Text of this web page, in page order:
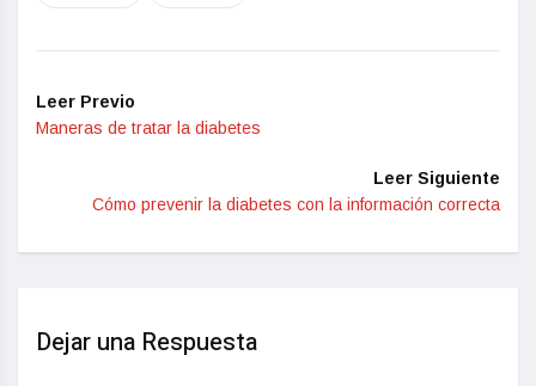
Leer Previo
Maneras de tratar la diabetes
Leer Siguiente
Cómo prevenir la diabetes con la información correcta
Dejar una Respuesta